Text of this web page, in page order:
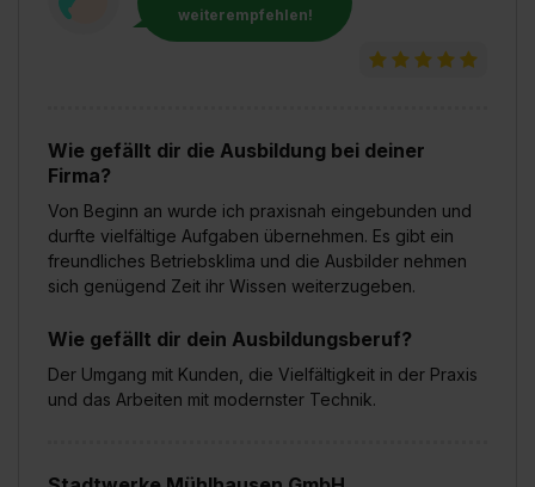
weiterempfehlen!
Wie gefällt dir die Ausbildung bei deiner
Firma?
Von Beginn an wurde ich praxisnah eingebunden und
durfte vielfältige Aufgaben übernehmen. Es gibt ein
freundliches Betriebsklima und die Ausbilder nehmen
sich genügend Zeit ihr Wissen weiterzugeben.
Wie gefällt dir dein Ausbildungsberuf?
Der Umgang mit Kunden, die Vielfältigkeit in der Praxis
und das Arbeiten mit modernster Technik.